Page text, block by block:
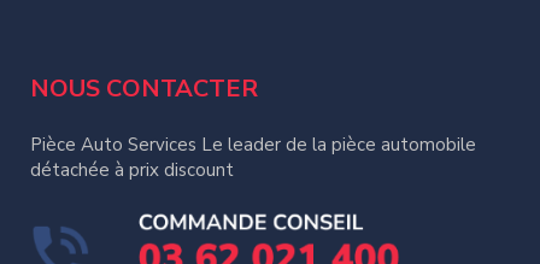
NOUS CONTACTER
Pièce Auto Services Le leader de la pièce automobile
détachée à prix discount